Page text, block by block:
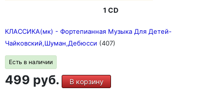
1 CD
КЛАССИКА(мк) - Фортепианная Музыка Для Детей-
Чайковский,Шуман,Дебюсси (407)
Есть в наличии
499 руб. В корзину